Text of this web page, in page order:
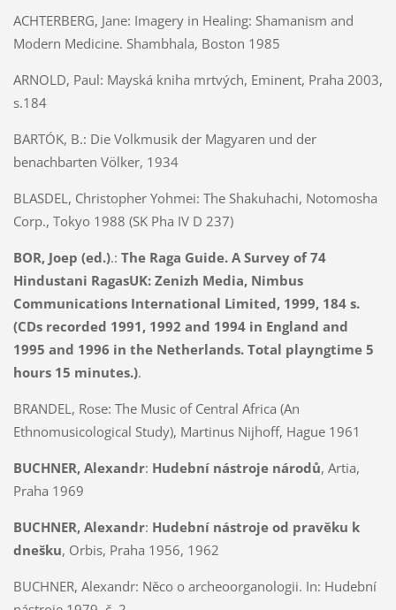
ACHTERBERG, Jane: Imagery in Healing: Shamanism and
Modern Medicine. Shambhala, Boston 1985
ARNOLD, Paul: Mayská kniha mrtvých, Eminent, Praha 2003,
s.184
BARTÓK, B.: Die Volkmusik der Magyaren und der
benachbarten Völker, 1934
BLASDEL, Christopher Yohmei: The Shakuhachi, Notomosha
Corp., Tokyo 1988 (SK Pha IV D 237)
BOR, Joep (ed.).: The Raga Guide. A Survey of 74
Hindustani RagasUK: Zenizh Media, Nimbus
Communications International Limited, 1999, 184 s.
(CDs recorded 1991, 1992 and 1994 in England and
1995 and 1996 in the Netherlands. Total playngtime 5
hours 15 minutes.).
BRANDEL, Rose: The Music of Central Africa (An
Ethnomusicological Study), Martinus Nijhoff, Hague 1961
BUCHNER, Alexandr: Hudební nástroje národů, Artia,
Praha 1969
BUCHNER, Alexandr: Hudební nástroje od pravěku k
dnešku, Orbis, Praha 1956, 1962
BUCHNER, Alexandr: Něco o archeoorganologii. In: Hudební